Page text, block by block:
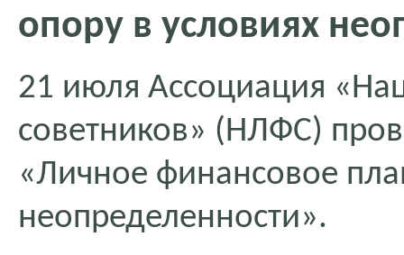
опору в условиях
21 июля Ассоциация
советников» (НЛФС)
«Личное финансовое
неопределенности».